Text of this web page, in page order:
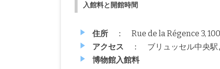
入館料と開館時間
住所 ： Rue de la Régence 3,
アクセス ： ブリュッセル中央駅
博物館入館料